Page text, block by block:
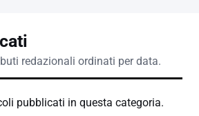
redazionali ordinati per data.
pubblicati in questa categoria.